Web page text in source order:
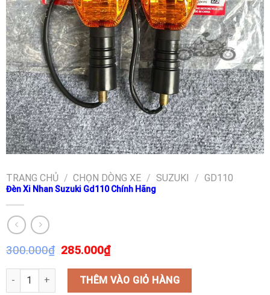
TRANG CHỦ / CHỌN DÒNG XE / SUZUKI / GD110
Đèn Xi Nhan Suzuki Gd110 Chính Hãng
300.000₫ 285.000₫
Đèn Xi Nhan Suzuki Gd110 Chính Hãng số lượng
THÊM VÀO GIỎ HÀNG